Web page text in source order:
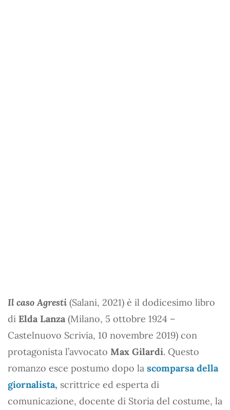
Il caso Agresti (Salani, 2021) è il dodicesimo libro
di Elda Lanza (Milano, 5 ottobre 1924 –
Castelnuovo Scrivia, 10 novembre 2019) con
protagonista l’avvocato Max Gilardi. Questo
romanzo esce postumo dopo la scomparsa della
giornalista, scrittrice ed esperta di
comunicazione, docente di Storia del costume, la